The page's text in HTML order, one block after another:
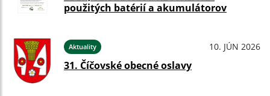
použitých batérií a akumulátorov
Aktuality 10. JÚN 2026
31. Číčovské obecné oslavy